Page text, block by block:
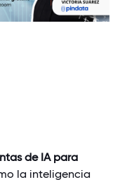
de IA para
la inteligencia